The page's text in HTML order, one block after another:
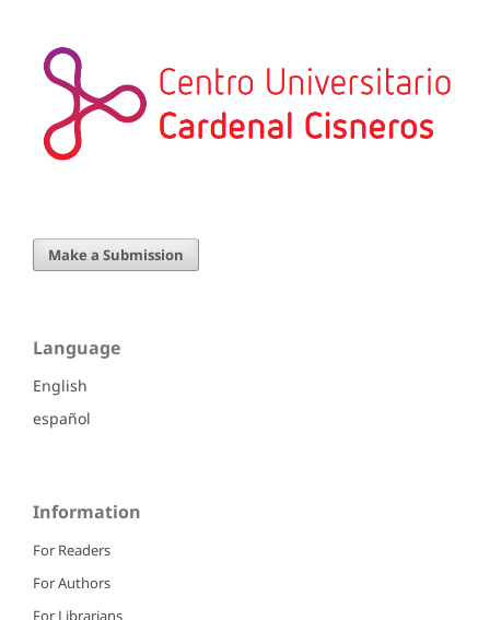
Make a Submission
Language
English
español
Information
For Readers
For Authors
For Librarians